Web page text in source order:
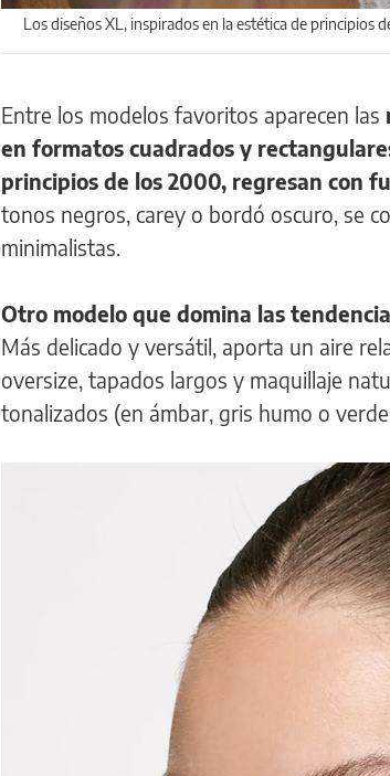
Los diseños XL, inspirados en la estética de principios
Entre los modelos favoritos aparecen las
en formatos cuadrados y
principios de los 2000, regresan con
tonos negros, carey o bordó oscuro, se
minimalistas.
Otro modelo que domina las
Más delicado y versátil, aporta un aire
oversize, tapados largos y maquillaje
tonalizados (en ámbar, gris humo o